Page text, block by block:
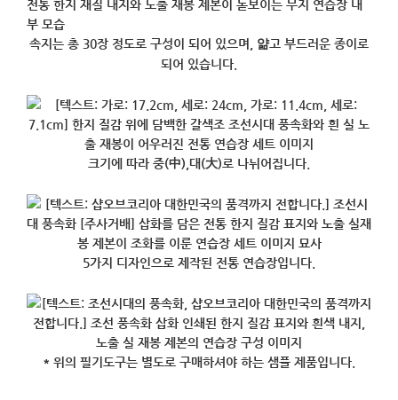
속지는 총 30장 정도로 구성이 되어 있으며, 얆고 부드러운 종이로
되어 있습니다.
크기에 따라 중(中),대(大)로 나뉘어집니다.
5가지 디자인으로 제작된 전통 연습장입니다.
* 위의 필기도구는 별도로 구매하셔야 하는 샘플 제품입니다.